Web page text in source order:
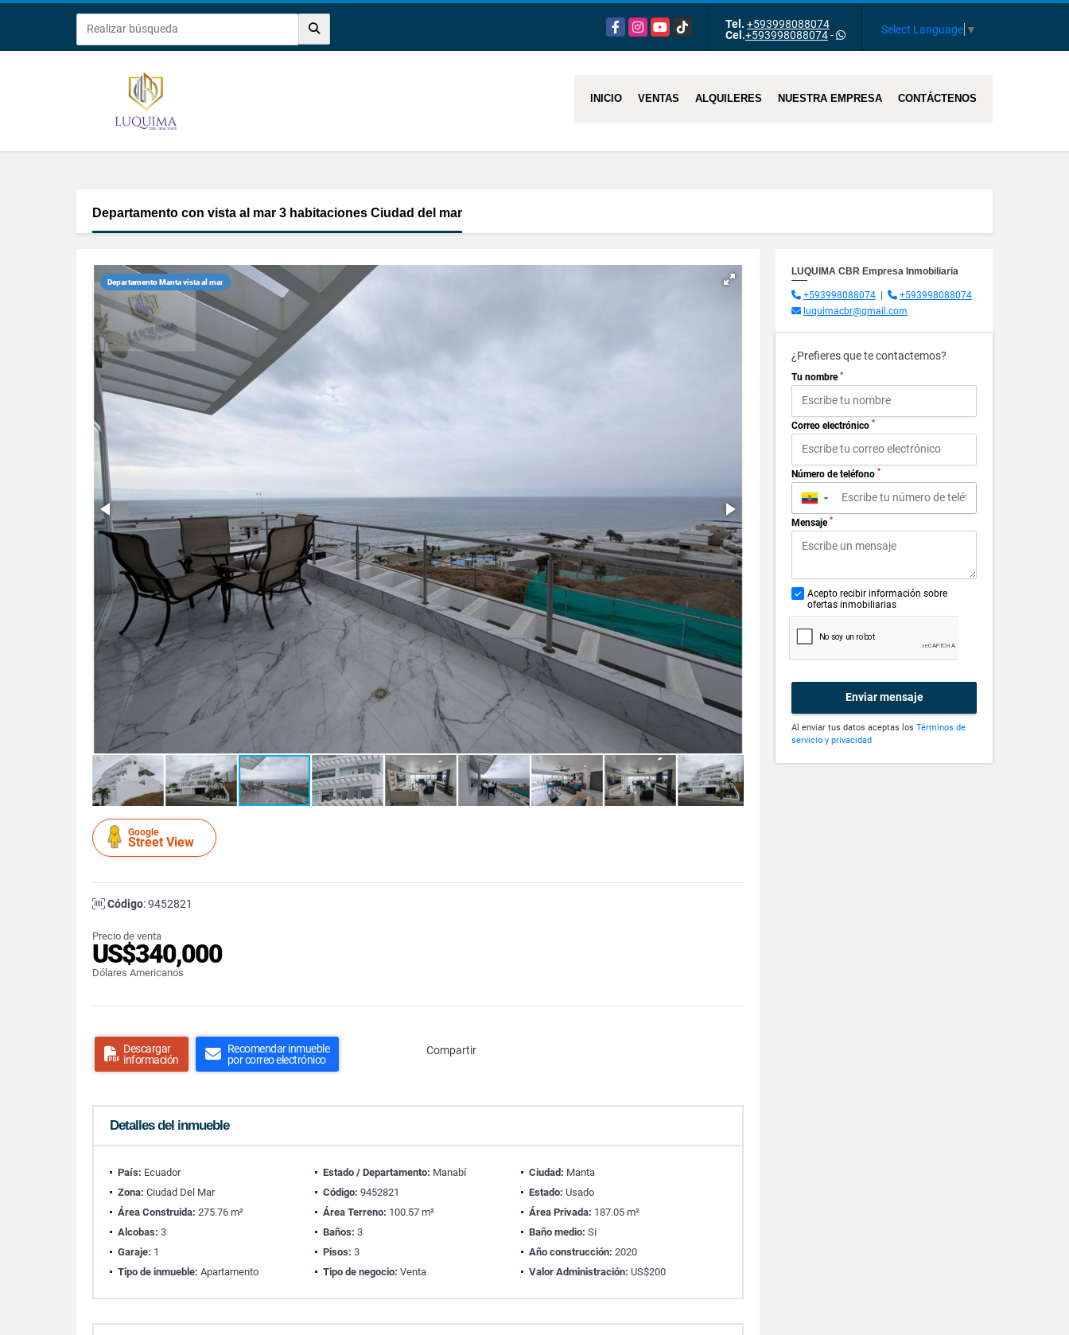
FacebookInstagram
YouTubeTikTok Tel. +593998088074
Cel.+593998088074- Select Language ▼
INICIO VENTAS ALQUILERES NUESTRA EMPRESA CONTÁCTENOS
Departamento con vista al mar 3 habitaciones Ciudad del mar
Departamento Manta vista al mar
Google
Street View
Código: 9452821
Precio de venta
US$340,000
Dólares Americanos
Descargar
información
Recomendar inmueble
por correo electrónico
Compartir
Detalles del inmueble
País: Ecuador Estado / Departamento: Manabí Ciudad: Manta
Zona: Ciudad Del Mar Código: 9452821 Estado: Usado
Área Construida: 275.76 m² Área Terreno: 100.57 m² Área Privada: 187.05 m²
Alcobas: 3 Baños: 3 Baño medio: Si
Garaje: 1 Pisos: 3 Año construcción: 2020
Tipo de inmueble: Apartamento Tipo de negocio: Venta Valor Administración: US$200
LUQUIMA CBR Empresa Inmobiliaria
+593998088074
+593998088074
luquimacbr@gmail.com
¿Prefieres que te contactemos?
Tu nombre *
Correo electrónico *
Número de teléfono *
▼
Mensaje *
Acepto recibir información sobre
ofertas inmobiliarias
Enviar mensaje
Al enviar tus datos aceptas los Términos de
servicio y privacidad